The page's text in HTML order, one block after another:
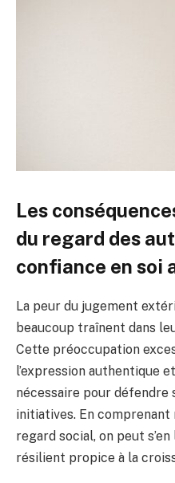
Les
du regard des
confiance en soi
La peur du jugement
beaucoup traînent dans
Cette préoccupation
l’expression authentique
nécessaire pour défendre
initiatives. En comprenant
regard social, on peut
résilient propice à la